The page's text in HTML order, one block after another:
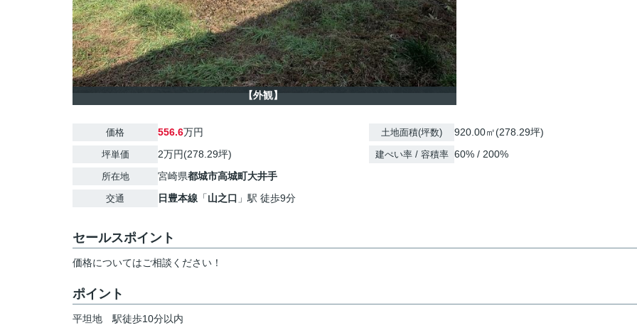
【外観】
価格 556.6万円
坪単価 2万円(278.29坪)
所在地 宮崎県都城市高城町大井手
交通 日豊本線 「山之口 」駅 徒歩9分
土地面積(坪数) 920.00㎡(278.29坪)
建ぺい率 / 容積率 60% / 200%
セールスポイント
価格についてはご相談ください！
ポイント
平坦地 駅徒歩10分以内